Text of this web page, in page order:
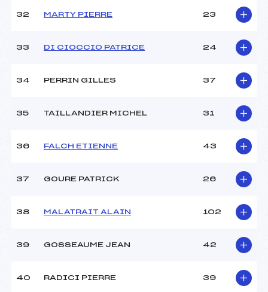
32 MARTY PIERRE 23
33 DI CIOCCIO PATRICE 24
34 PERRIN GILLES 37
35 TAILLANDIER MICHEL 31
36 FALCH ETIENNE 43
37 GOURE PATRICK 26
38 MALATRAIT ALAIN 102
39 GOSSEAUME JEAN 42
40 RADICI PIERRE 39